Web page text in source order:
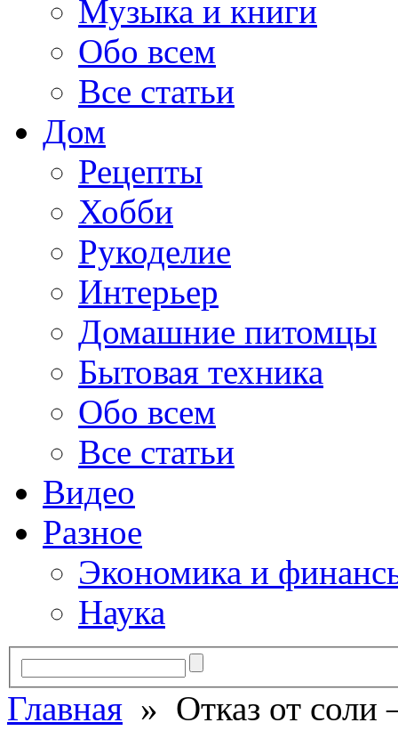
Музыка и книги
Обо всем
Все статьи
Дом
Рецепты
Хобби
Рукоделие
Интерьер
Домашние питомцы
Бытовая техника
Обо всем
Все статьи
Видео
Разное
Экономика и
Наука
Главная » Отказ от соли